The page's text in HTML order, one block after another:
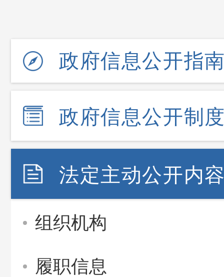
政府信息公开指
政府信息公开制
法定主动公开内
组织机构
履职信息